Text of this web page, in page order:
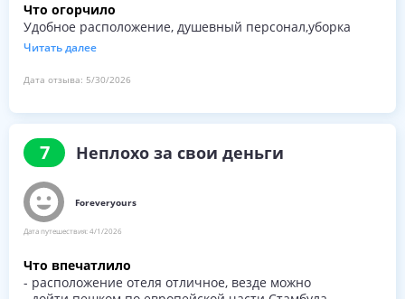
Что огорчило
Удобное расположение, душевный персонал,уборка
номера больше всего порадовала,чистота и уют. Всегда
свежая питьевая вода и чистые полотенца! Спасибо за
ваш труд, вы большие молодцы!
Читать далее
Дата отзыва: 5/30/2026
7 Неплохо за свои деньги
Foreveryours
Дата путешествия:4/1/2026
Что впечатлило
- расположение отеля отличное, везде можно